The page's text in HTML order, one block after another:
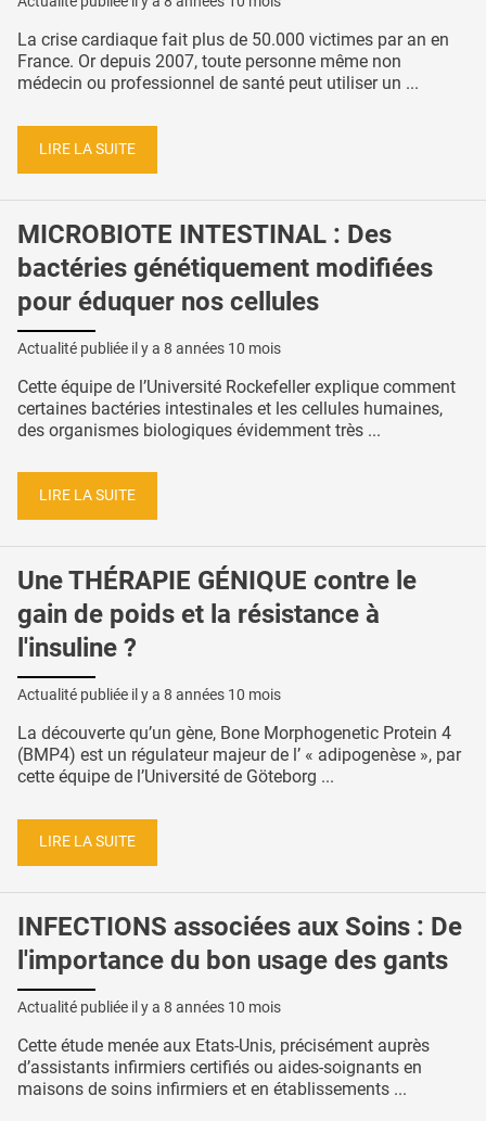
La crise cardiaque fait plus de 50.000 victimes par an en
France. Or depuis 2007, toute personne même non
médecin ou professionnel de santé peut utiliser un ...
LIRE LA SUITE
MICROBIOTE INTESTINAL : Des
bactéries génétiquement modifiées
pour éduquer nos cellules
Actualité publiée il y a 8 années 10 mois
Cette équipe de l’Université Rockefeller explique comment
certaines bactéries intestinales et les cellules humaines,
des organismes biologiques évidemment très ...
LIRE LA SUITE
Une THÉRAPIE GÉNIQUE contre le
gain de poids et la résistance à
l'insuline ?
Actualité publiée il y a 8 années 10 mois
La découverte qu’un gène, Bone Morphogenetic Protein 4
(BMP4) est un régulateur majeur de l’ « adipogenèse », par
cette équipe de l’Université de Göteborg ...
LIRE LA SUITE
INFECTIONS associées aux Soins : De
l'importance du bon usage des gants
Actualité publiée il y a 8 années 10 mois
Cette étude menée aux Etats-Unis, précisément auprès
d’assistants infirmiers certifiés ou aides-soignants en
maisons de soins infirmiers et en établissements ...